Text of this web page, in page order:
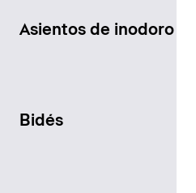
Asientos de inodoro
Bidés